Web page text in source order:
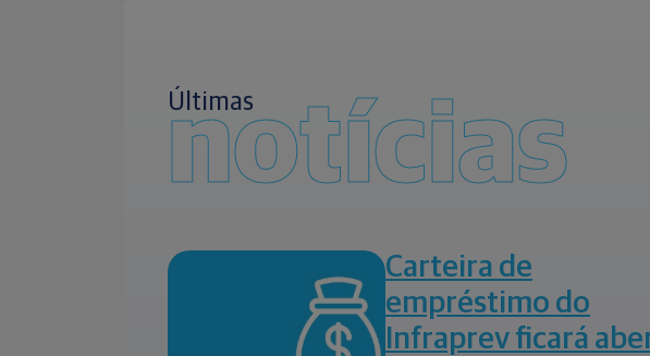
Últimas
notícias
Carteira de
empréstimo do
Infraprev ficará